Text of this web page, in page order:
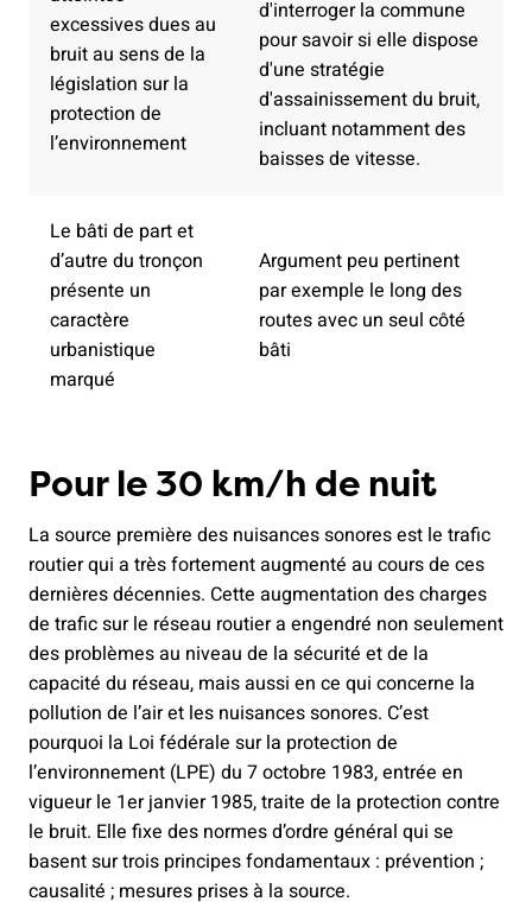
excessives dues au
bruit au sens de la
législation sur la
protection de
l’environnement
d'interroger la commune
pour savoir si elle dispose
d'une stratégie
d'assainissement du bruit,
incluant notamment des
baisses de vitesse.
Le bâti de part et
d’autre du tronçon
présente un
caractère
urbanistique
marqué
Argument peu pertinent
par exemple le long des
routes avec un seul côté
bâti
Pour le 30 km/h de nuit
La source première des nuisances sonores est le trafic
routier qui a très fortement augmenté au cours de ces
dernières décennies. Cette augmentation des charges
de trafic sur le réseau routier a engendré non seulement
des problèmes au niveau de la sécurité et de la
capacité du réseau, mais aussi en ce qui concerne la
pollution de l’air et les nuisances sonores. C’est
pourquoi la Loi fédérale sur la protection de
l’environnement (LPE) du 7 octobre 1983, entrée en
vigueur le 1er janvier 1985, traite de la protection contre
le bruit. Elle fixe des normes d’ordre général qui se
basent sur trois principes fondamentaux : prévention ;
causalité ; mesures prises à la source.